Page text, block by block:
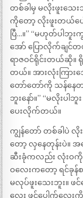
တစ်ခါမှ မလိုးဖူးသေ
ကိုတော့ လိုးဖူးတယ်ပေ
ပြီ…။” “မဟုတ်ပါဘူ
အော် ပြောလိုက်ချင်
ရာဇဝင်ရိုင်းတယ်ဆို။
တယ်။ အားလုံးကြား
တော်တော်ကို သန်နေတ
ဘူးနော်။” “မလိုးပါ
ပေးလိုက်တယ်။
ကျွန်တော် တစ်ခါပဲ လို
တော့ လှနေတုန်းပဲ။
ဆီးခုံကလည်း လုံးဝကို ပ
ဝလေးကတော့ ရင်ခုန်
မလုပ်ဖူးသေးဘူး။ ဖ
လေး ဖင်ပေါက်လေးကို